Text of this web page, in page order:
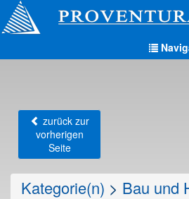
zurück zur
vorherigen
Seite
Kategorie(n) > Bau und